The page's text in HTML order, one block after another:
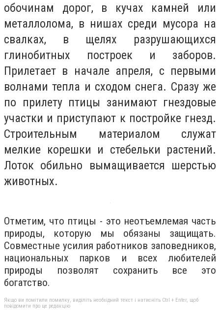
обочинам дорог, в кучах камней или
металлолома, в нишах среди мусора на
свалках, в щелях разрушающихся
глинобитных построек и заборов.
Прилетает в начале апреля, с первыми
волнами тепла и сходом снега. Сразу же
по прилету птицы занимают гнездовые
участки и приступают к постройке гнезд.
Cтроительным материалом служат
мелкие корешки и стебельки растений.
Лоток обильно вымащивается шерстью
животных.
Отметим, что птицы - это неотъемлемая часть
природы, которую мы обязаны защищать.
Совместные усилия работников заповедников,
национальных парков и всех любителей
природы позволят сохранить все это
богатство.
Якщо ви помітили помилку, виділіть необхідний текст і натисніть Ctrl + Enter, щоб
повідомити про це редакцію